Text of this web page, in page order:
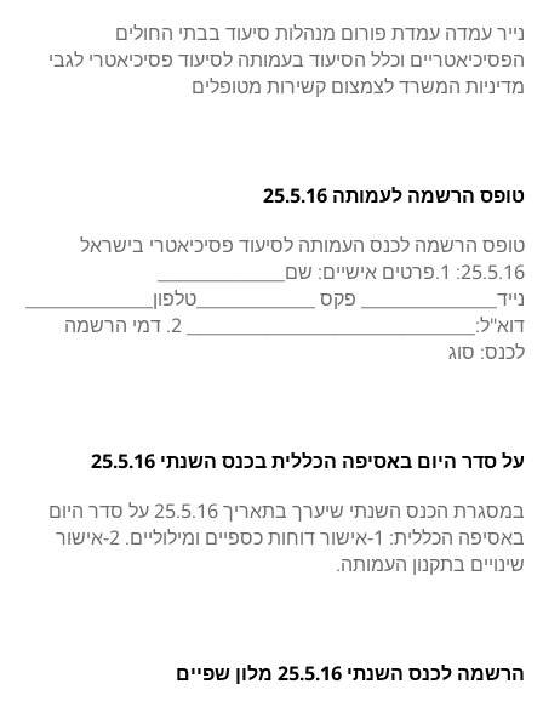
נייר עמדה עמדת פורום מנהלות סיעוד בבתי החולים
הפסיכיאטריים וכלל הסיעוד בעמותה לסיעוד פסיכיאטרי לגבי
מדיניות המשרד לצמצום קשירות מטופלים
טופס הרשמה לעמותה 25.5.16
טופס הרשמה לכנס העמותה לסיעוד פסיכיאטרי בישראל
25.5.16: 1.פרטים אישיים: שם_______________
נייד________________ פקס ______________טלפון_______________
דוא"ל:__________________________________ 2. דמי הרשמה
לכנס: סוג
על סדר היום באסיפה הכללית בכנס השנתי 25.5.16
במסגרת הכנס השנתי שיערך בתאריך 25.5.16 על סדר היום
באסיפה הכללית: 1-אישור דוחות כספיים ומילוליים. 2-אישור
שינויים בתקנון העמותה.
הרשמה לכנס השנתי 25.5.16 מלון שפיים